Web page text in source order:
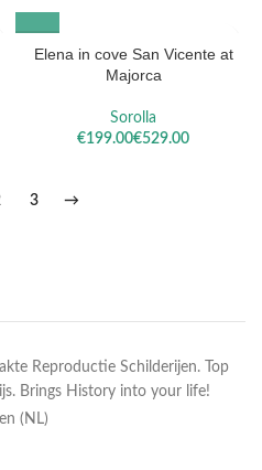
Elena in cove San Vicente at
Majorca
Sorolla
€
€
3 →
Reproductie Schilderijen. Top
Brings History into your life!
(NL)